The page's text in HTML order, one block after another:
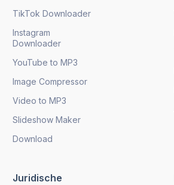
TikTok Downloader
Instagram
Downloader
YouTube to MP3
Image Compressor
Video to MP3
Slideshow Maker
Download
Juridische